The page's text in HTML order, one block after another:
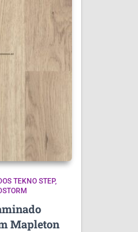
TEKNO STEP
Mapleton